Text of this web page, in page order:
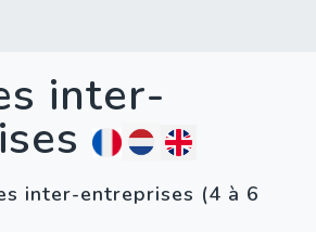
inter-
inter-entreprises (4 à 6